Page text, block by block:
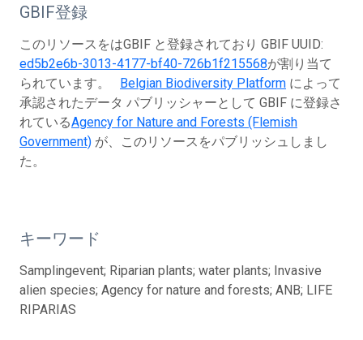
GBIF登録
このリソースをはGBIF と登録されており GBIF UUID:
ed5b2e6b-3013-4177-bf40-726b1f215568が割り当て
られています。 Belgian Biodiversity Platform によって
承認されたデータ パブリッシャーとして GBIF に登録さ
れているAgency for Nature and Forests (Flemish
Government) が、このリソースをパブリッシュしまし
た。
キーワード
Samplingevent; Riparian plants; water plants; Invasive
alien species; Agency for nature and forests; ANB; LIFE
RIPARIAS